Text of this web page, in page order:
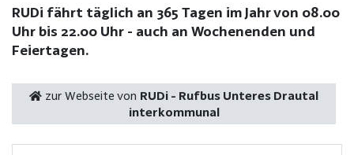
RUDi fährt täglich an 365 Tagen im Jahr von 08.00
Uhr bis 22.00 Uhr - auch an Wochenenden und
Feiertagen.
zur Webseite von RUDi - Rufbus Unteres Drautal
interkommunal